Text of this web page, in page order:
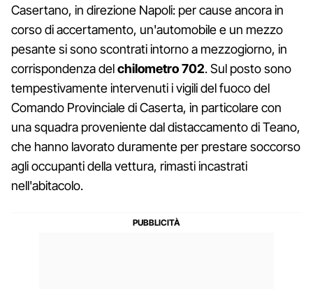
Casertano, in direzione Napoli: per cause ancora in
corso di accertamento, un'automobile e un mezzo
pesante si sono scontrati intorno a mezzogiorno, in
corrispondenza delchilometro 702. Sul posto sono
tempestivamente intervenuti i vigili del fuoco del
Comando Provinciale di Caserta, in particolare con
una squadra proveniente dal distaccamento di Teano,
che hanno lavorato duramente per prestare soccorso
agli occupanti della vettura, rimasti incastrati
nell'abitacolo.